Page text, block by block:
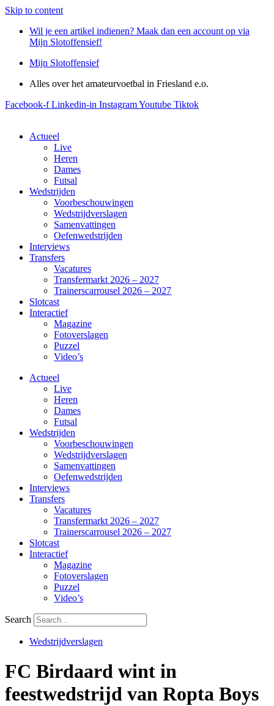
Skip to content
Wil je een artikel indienen? Maak dan een account op via
Mijn Slotoffensief!
Mijn Slotoffensief
Alles over het amateurvoetbal in Friesland e.o.
Facebook-f Linkedin-in InstagramYoutube Tiktok
Actueel
Live
Heren
Dames
Futsal
Wedstrijden
Voorbeschouwingen
Wedstrijdverslagen
Samenvattingen
Oefenwedstrijden
Interviews
Transfers
Vacatures
Transfermarkt 2026 – 2027
Trainerscarrousel 2026 – 2027
Slotcast
Interactief
Magazine
Fotoverslagen
Puzzel
Video’s
Actueel
Live
Heren
Dames
Futsal
Wedstrijden
Voorbeschouwingen
Wedstrijdverslagen
Samenvattingen
Oefenwedstrijden
Interviews
Transfers
Vacatures
Transfermarkt 2026 – 2027
Trainerscarrousel 2026 – 2027
Slotcast
Interactief
Magazine
Fotoverslagen
Puzzel
Video’s
Search
Wedstrijdverslagen
FC Birdaard wint in
feestwedstrijd van Ropta Boys